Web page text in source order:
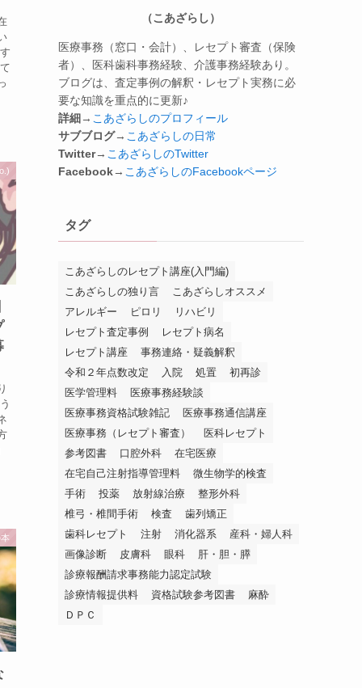
（こあざらし）
医療事務（窓口・会計）、レセプト審査（保険
者）、医科歯科事務経験、介護事務経験あり。
ブログは、査定事例の解釈・レセプト実務に必
要な知識を重点的に更新♪
詳細→ こあざらしのプロフィール
サブブログ→ こあざらしの日常
Twitter→ こあざらしのTwitter
Facebook→ こあざらしのFacebookページ
タグ
こあざらしのレセプト講座(入門編)
こあざらしの独り言
こあざらしオススメ
アレルギー
ピロリ
リハビリ
レセプト査定事例
レセプト病名
レセプト講座
事務連絡・疑義解釈
令和２年点数改定
入院 処置
初再診
医学管理料
医療事務経験談
医療事務資格試験雑記
医療事務通信講座
医療事務（レセプト審査）
医科レセプト
参考図書
口腔外科
在宅医療
在宅自己注射指導管理料
微生物学的検査
手術
投薬 放射線治療
整形外科
椎弓・椎間手術
検査
歯列矯正
歯科レセプト
注射 消化器系
産科・婦人科
画像診断
皮膚科 眼科
肝・胆・膵
診療報酬請求事務能力認定試験
診療情報提供料
資格試験参考図書
麻酔
ＤＰＣ